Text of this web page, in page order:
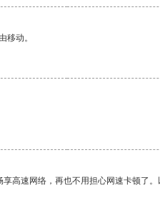
移动。
高速网络，再也不用担心网速卡顿了